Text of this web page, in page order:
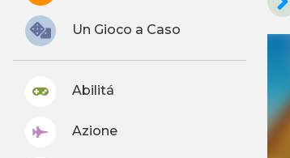
Un Gioco a Caso
Abilitá
Azione